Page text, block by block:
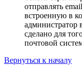
отправлять
встроенную в
администратор
сделано для
почтовой
Вернуться к началу